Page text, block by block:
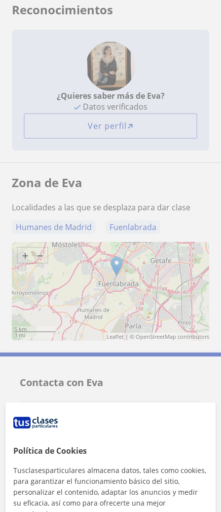
Reconocimientos
¿Quieres saber más de Eva?
Datos verificados
Ver perfil
Zona de Eva
Localidades a las que se desplaza para dar clase
Humanes de Madrid
Fuenlabrada
+ −
5 km
3 mi
Leaflet| © OpenStreetMap contributors
Contacta con Eva
Política de Cookies
Tusclasesparticulares almacena datos, tales como cookies,
para garantizar el funcionamiento básico del sitio,
personalizar el contenido, adaptar los anuncios y medir
su eficacia, así como para ofrecerte una mejor